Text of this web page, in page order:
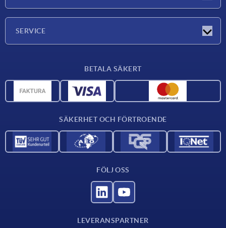
SERVICE
CAD-data
BETALA SÄKERT
SÄKERHET OCH FÖRTROENDE
FÖLJ OSS
LEVERANSPARTNER